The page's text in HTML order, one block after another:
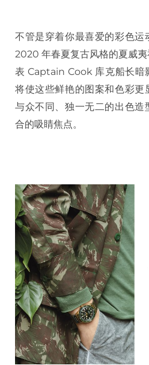
不管是穿着你最喜爱的彩色运
2020 年春夏复古风格的夏威
表 Captain Cook 库克船长暗
将使这些鲜艳的图案和色彩更
与众不同、独一无二的出色造
合的吸睛焦点。